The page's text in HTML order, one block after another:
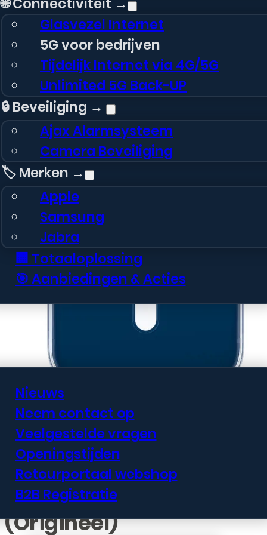
Glasvezel Internet
5G voor bedrijven
Tijdelijk Internet via 4G/5G
Unlimited 5G Back-UP
🔒 Beveiliging →
Ajax Alarmsysteem
Camera Beveiliging
🏷️ Merken →
Apple
Samsung
Jabra
🏢 Totaaloplossing
🎯 Aanbiedingen & Acties
Informatie
Nieuws
Neem contact op
Veelgestelde vragen
Openingstijden
Retourportaal webshop
B2B Registratie
Apple iPhone 12 mini
Clear Case –
Transparant
(Origineel)